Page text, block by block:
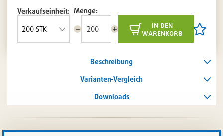
Verkaufseinheit: Menge:
Menge
Menge
in den
warenkorb
Artikel
setzen
Beschreibung
Varianten-Vergleich
Downloads